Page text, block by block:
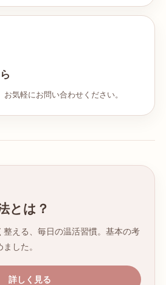
気軽にお問い合わせください。
とは？
整える、毎日の温活習慣。基本の考
した。
詳しく見る